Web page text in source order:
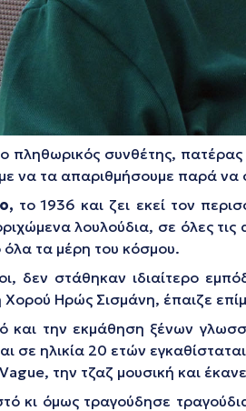
ο πληθωρικός συνθέτης,
να τα απαριθμήσουμε παρά να
το 1936 και ζει εκεί τον
λουλούδια, σε όλες
τα μέρη του κόσμου.
δεν στάθηκαν ιδιαίτερο
Χορού Ηρώς Σισμάνη, έπαιζε
και την εκμάθηση ξένων
σε ηλικία 20 ετών
την τζαζ μουσική και
κι όμως τραγούδησε